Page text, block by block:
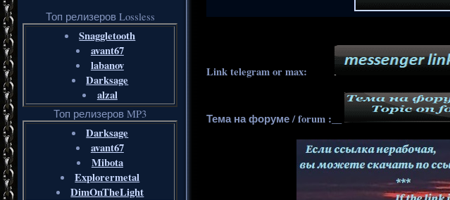
Топ релизеров Lossless
Snaggletooth
avant67
labanov
Darksage
alzal
Топ релизеров MP3
Darksage
avant67
Mibota
Explorermetal
DimOnTheLight
Link telegram or max:
Тема на форуме / forum :__